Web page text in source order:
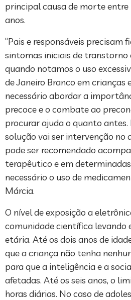
principal causa de morte entre
anos.
“Pais e responsáveis precisam
sintomas iniciais de transtorno
quando notamos o uso
de Janeiro Branco em crianças
necessário abordar a
precoce e o combate ao
procurar ajuda o quanto antes.
solução vai ser intervenção no
pode ser recomendado
terapêutico e em
necessário o uso de
Márcia.
O nível de exposição a
comunidade científica levando
etária. Até os dois anos de
que a criança não tenha
para que a inteligência e a
afetadas. Até os seis anos, o
horas diárias. No caso de